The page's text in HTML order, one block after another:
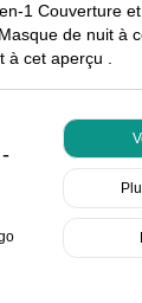
1 Couverture
de nuit à
à cet aperçu